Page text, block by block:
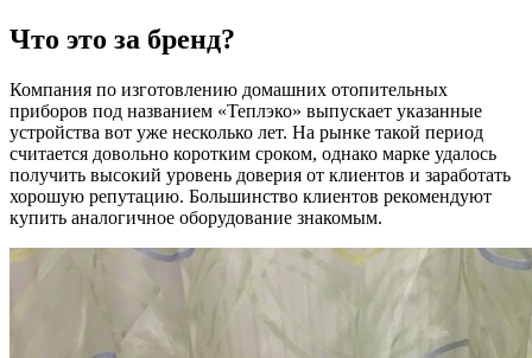
Что это за бренд?
Компания по изготовлению домашних отопительных
приборов под названием «Теплэко» выпускает указанные
устройства вот уже несколько лет. На рынке такой период
считается довольно коротким сроком, однако марке удалось
получить высокий уровень доверия от клиентов и заработать
хорошую репутацию. Большинство клиентов рекомендуют
купить аналогичное оборудование знакомым.